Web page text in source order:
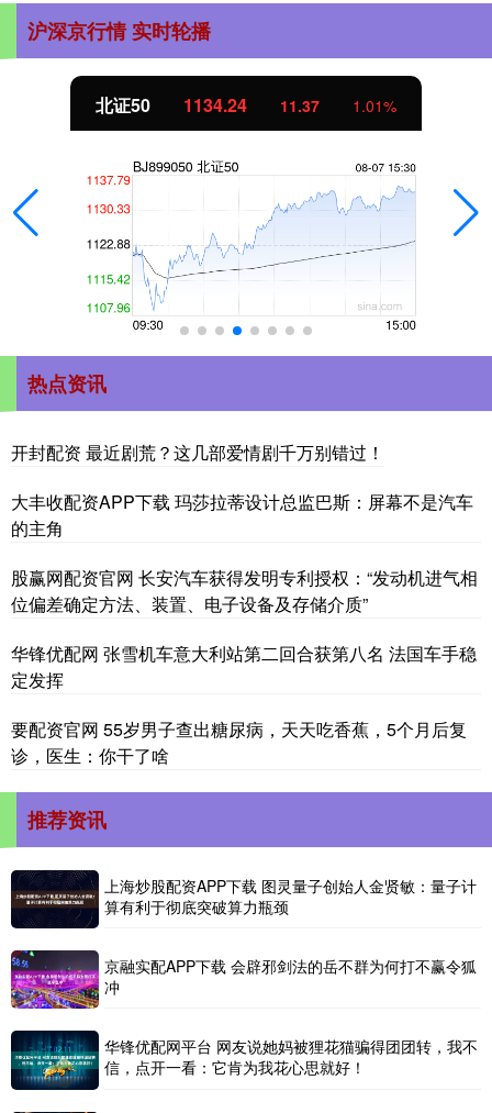
沪深京行情 实时轮播
北证50 1134.24 11.37 1.01%
热点资讯
开封配资 最近剧荒？这几部爱情剧千万别错过！
大丰收配资APP下载 玛莎拉蒂设计总监巴斯：屏幕不是汽车
的主角
股赢网配资官网 长安汽车获得发明专利授权：“发动机进气相
位偏差确定方法、装置、电子设备及存储介质”
华锋优配网 张雪机车意大利站第二回合获第八名 法国车手稳
定发挥
要配资官网 55岁男子查出糖尿病，天天吃香蕉，5个月后复
诊，医生：你干了啥
推荐资讯
上海炒股配资APP下载 图灵量子创始人金贤敏：量子计
算有利于彻底突破算力瓶颈
京融实配APP下载 会辟邪剑法的岳不群为何打不赢令狐
冲
华锋优配网平台 网友说她妈被狸花猫骗得团团转，我不
信，点开一看：它肯为我花心思就好！